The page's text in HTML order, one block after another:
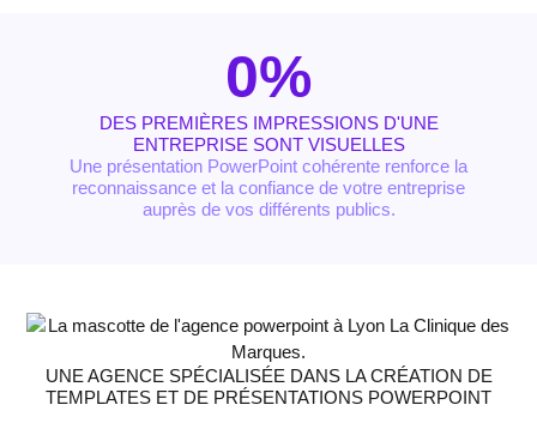
DES PREMIÈRES IMPRESSIONS D'UNE
ENTREPRISE SONT VISUELLES
0%
Une présentation PowerPoint cohérente renforce la
reconnaissance et la confiance de votre entreprise
auprès de vos différents publics.
UNE AGENCE SPÉCIALISÉE DANS LA CRÉATION DE
TEMPLATES ET DE PRÉSENTATIONS POWERPOINT